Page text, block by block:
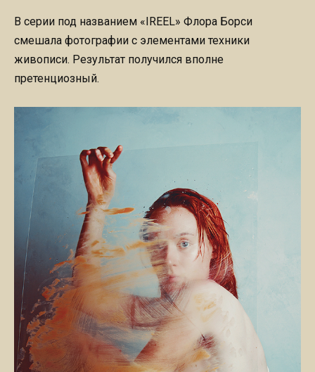
В серии под названием «IREEL» Флора Борси
смешала фотографии с элементами техники
живописи. Результат получился вполне
претенциозный.